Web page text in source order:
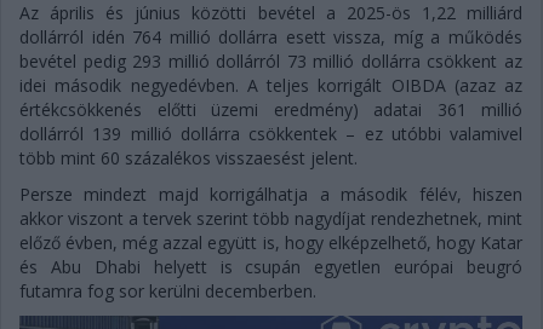
Az április és június közötti bevétel a 2025-ös 1,22 milliárd
dollárról idén 764 millió dollárra esett vissza, míg a működés
bevétel pedig 293 millió dollárról 73 millió dollárra csökkent az
idei második negyedévben. A teljes korrigált OIBDA (azaz az
értékcsökkenés előtti üzemi eredmény) adatai 361 millió
dollárról 139 millió dollárra csökkentek – ez utóbbi valamivel
több mint 60 százalékos visszaesést jelent.
Persze mindezt majd korrigálhatja a második félév, hiszen
akkor viszont a tervek szerint több nagydíjat rendezhetnek, mint
előző évben, még azzal együtt is, hogy elképzelhető, hogy Katar
és Abu Dhabi helyett is csupán egyetlen európai beugró
futamra fog sor kerülni decemberben.